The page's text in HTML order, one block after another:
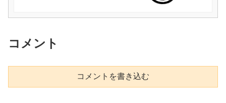
コメント
コメントを書き込む